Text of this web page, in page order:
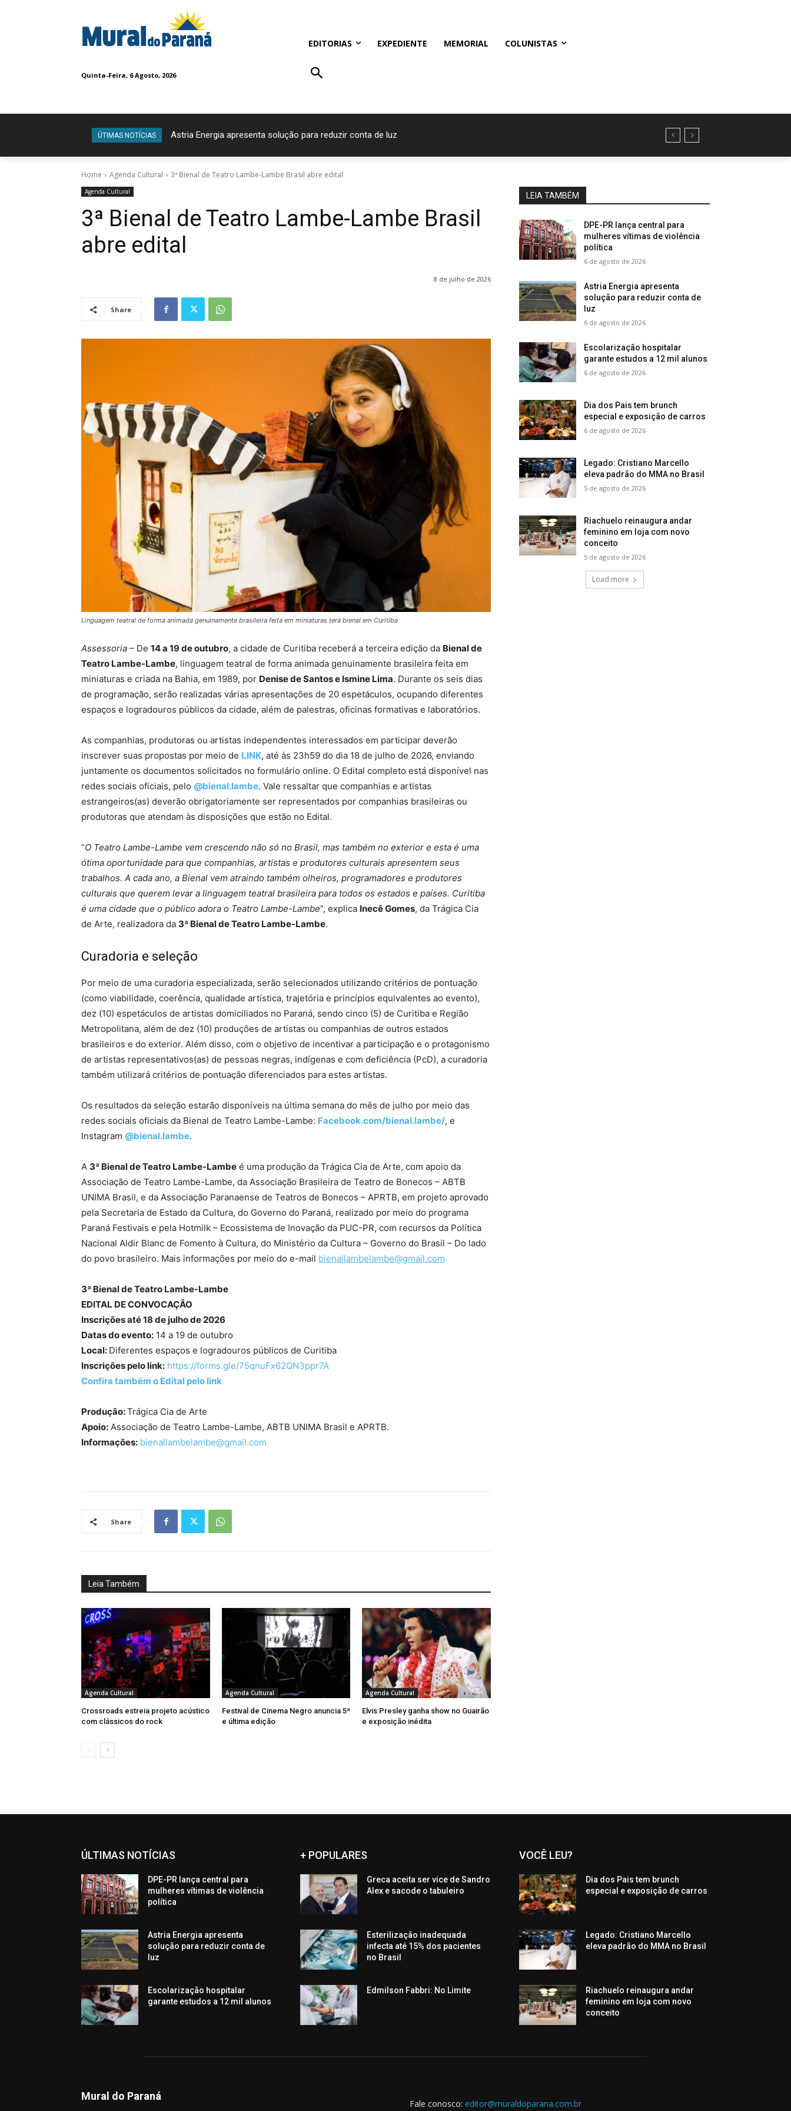
Quinta-Feira, 6 Agosto, 2026
EDITORIAS EXPEDIENTE MEMORIAL COLUNISTAS
ÚTIMAS NOTÍCIAS Astria Energia apresenta solução para reduzir conta de luz
Home Agenda Cultural 3ª Bienal de Teatro Lambe-Lambe Brasil abre edital
Agenda Cultural
3ª Bienal de Teatro Lambe-Lambe Brasil
abre edital
8 de julho de 2026
Share
Linguagem teatral de forma animada genuinamente brasileira feita em miniaturas terá bienal em Curitiba
Assessoria – De 14 a 19 de outubro, a cidade de Curitiba receberá a terceira edição da Bienal de
Teatro Lambe-Lambe, linguagem teatral de forma animada genuinamente brasileira feita em
miniaturas e criada na Bahia, em 1989, por Denise de Santos e Ismine Lima. Durante os seis dias
de programação, serão realizadas várias apresentações de 20 espetáculos, ocupando diferentes
espaços e logradouros públicos da cidade, além de palestras, oficinas formativas e laboratórios.
As companhias, produtoras ou artistas independentes interessados em participar deverão
inscrever suas propostas por meio de LINK, até às 23h59 do dia 18 de julho de 2026, enviando
juntamente os documentos solicitados no formulário online. O Edital completo está disponível nas
redes sociais oficiais, pelo @bienal.lambe. Vale ressaltar que companhias e artistas
estrangeiros(as) deverão obrigatoriamente ser representados por companhias brasileiras ou
produtoras que atendam às disposições que estão no Edital.
“O Teatro Lambe-Lambe vem crescendo não só no Brasil, mas também no exterior e esta é uma
ótima oportunidade para que companhias, artistas e produtores culturais apresentem seus
trabalhos. A cada ano, a Bienal vem atraindo também olheiros, programadores e produtores
culturais que querem levar a linguagem teatral brasileira para todos os estados e países. Curitiba
é uma cidade que o público adora o Teatro Lambe-Lambe”, explica Inecê Gomes, da Trágica Cia
de Arte, realizadora da 3ª Bienal de Teatro Lambe-Lambe.
Curadoria e seleção
Por meio de uma curadoria especializada, serão selecionados utilizando critérios de pontuação
(como viabilidade, coerência, qualidade artística, trajetória e princípios equivalentes ao evento),
dez (10) espetáculos de artistas domiciliados no Paraná, sendo cinco (5) de Curitiba e Região
Metropolitana, além de dez (10) produções de artistas ou companhias de outros estados
brasileiros e do exterior. Além disso, com o objetivo de incentivar a participação e o protagonismo
de artistas representativos(as) de pessoas negras, indígenas e com deficiência (PcD), a curadoria
também utilizará critérios de pontuação diferenciados para estes artistas.
Os resultados da seleção estarão disponíveis na última semana do mês de julho por meio das
redes sociais oficiais da Bienal de Teatro Lambe-Lambe: Facebook.com/bienal.lambe/, e
Instagram @bienal.lambe.
A 3ª Bienal de Teatro Lambe-Lambe é uma produção da Trágica Cia de Arte, com apoio da
Associação de Teatro Lambe-Lambe, da Associação Brasileira de Teatro de Bonecos – ABTB
UNIMA Brasil, e da Associação Paranaense de Teatros de Bonecos – APRTB, em projeto aprovado
pela Secretaria de Estado da Cultura, do Governo do Paraná, realizado por meio do programa
Paraná Festivais e pela Hotmilk – Ecossistema de Inovação da PUC-PR, com recursos da Política
Nacional Aldir Blanc de Fomento à Cultura, do Ministério da Cultura – Governo do Brasil – Do lado
do povo brasileiro. Mais informações por meio do e-mail bienallambelambe@gmail.com
3ª Bienal de Teatro Lambe-Lambe
EDITAL DE CONVOCAÇÃO
Inscrições até 18 de julho de 2026
Datas do evento: 14 a 19 de outubro
Local: Diferentes espaços e logradouros públicos de Curitiba
Inscrições pelo link: https://forms.gle/75qnuFx62QN3ppr7A
Confira também o Edital pelo link
Produção:Trágica Cia de Arte
Apoio: Associação de Teatro Lambe-Lambe, ABTB UNIMA Brasil e APRTB.
Informações: bienallambelambe@gmail.com
Share
Leia Também
Agenda Cultural
Crossroads estreia projeto acústico
com clássicos do rock
Agenda Cultural
Festival de Cinema Negro anuncia 5ª
e última edição
Agenda Cultural
Elvis Presley ganha show no Guairão
e exposição inédita
LEIA TAMBÉM
DPE-PR lança central para
mulheres vítimas de violência
política
6 de agosto de 2026
Astria Energia apresenta
solução para reduzir conta de
luz
6 de agosto de 2026
Escolarização hospitalar
garante estudos a 12 mil alunos
6 de agosto de 2026
Dia dos Pais tem brunch
especial e exposição de carros
6 de agosto de 2026
Legado: Cristiano Marcello
eleva padrão do MMA no Brasil
5 de agosto de 2026
Riachuelo reinaugura andar
feminino em loja com novo
conceito
5 de agosto de 2026
Load more
ÚLTIMAS NOTÍCIAS
DPE-PR lança central para
mulheres vítimas de violência
política
Astria Energia apresenta
solução para reduzir conta de
luz
Escolarização hospitalar
garante estudos a 12 mil alunos
+ POPULARES
Greca aceita ser vice de Sandro
Alex e sacode o tabuleiro
Esterilização inadequada
infecta até 15% dos pacientes
no Brasil
Edmilson Fabbri: No Limite
VOCÊ LEU?
Dia dos Pais tem brunch
especial e exposição de carros
Legado: Cristiano Marcello
eleva padrão do MMA no Brasil
Riachuelo reinaugura andar
feminino em loja com novo
conceito
Mural do Paraná
Fale conosco: editor@muraldoparana.com.br